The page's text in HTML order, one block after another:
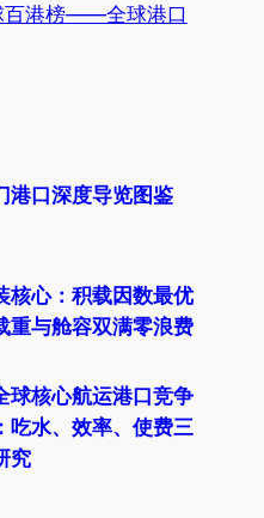
百港榜——全球港口
港口深度导览图鉴
核心：积载因数最优
重与舱容双满零浪费
球核心航运港口竞争
吃水、效率、使费三
究